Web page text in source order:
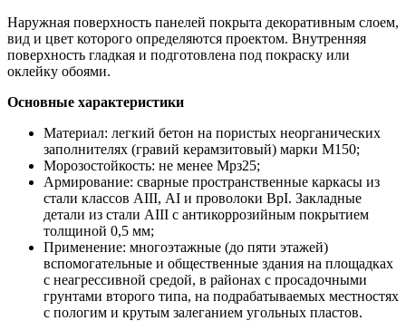
Наружная поверхность панелей покрыта декоративным слоем,
вид и цвет которого определяются проектом. Внутренняя
поверхность гладкая и подготовлена под покраску или
оклейку обоями.
Основные характеристики
Материал: легкий бетон на пористых неорганических
заполнителях (гравий керамзитовый) марки М150;
Морозостойкость: не менее Мрз25;
Армирование: сварные пространственные каркасы из
стали классов АIII, АI и проволоки ВрI. Закладные
детали из стали АIII с антикоррозийным покрытием
толщиной 0,5 мм;
Применение: многоэтажные (до пяти этажей)
вспомогательные и общественные здания на площадках
с неагрессивной средой, в районах с просадочными
грунтами второго типа, на подрабатываемых местностях
с пологим и крутым залеганием угольных пластов.